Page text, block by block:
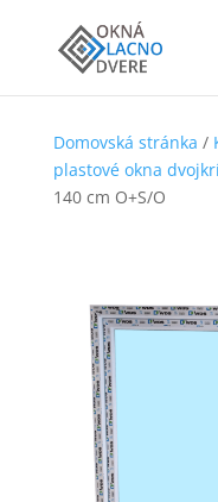
Domovská stránka /
plastové okna
140 cm O+S/O